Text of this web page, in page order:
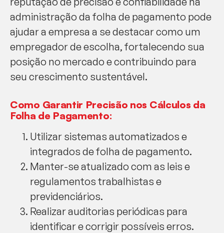
administração da folha de pagamento pode
ajudar a empresa a se destacar como um
empregador de escolha, fortalecendo sua
posição no mercado e contribuindo para
seu crescimento sustentável.
Como Garantir Precisão nos Cálculos da
Folha de Pagamento:
Utilizar sistemas automatizados e
integrados de folha de pagamento.
Manter-se atualizado com as leis e
regulamentos trabalhistas e
previdenciários.
Realizar auditorias periódicas para
identificar e corrigir possíveis erros.